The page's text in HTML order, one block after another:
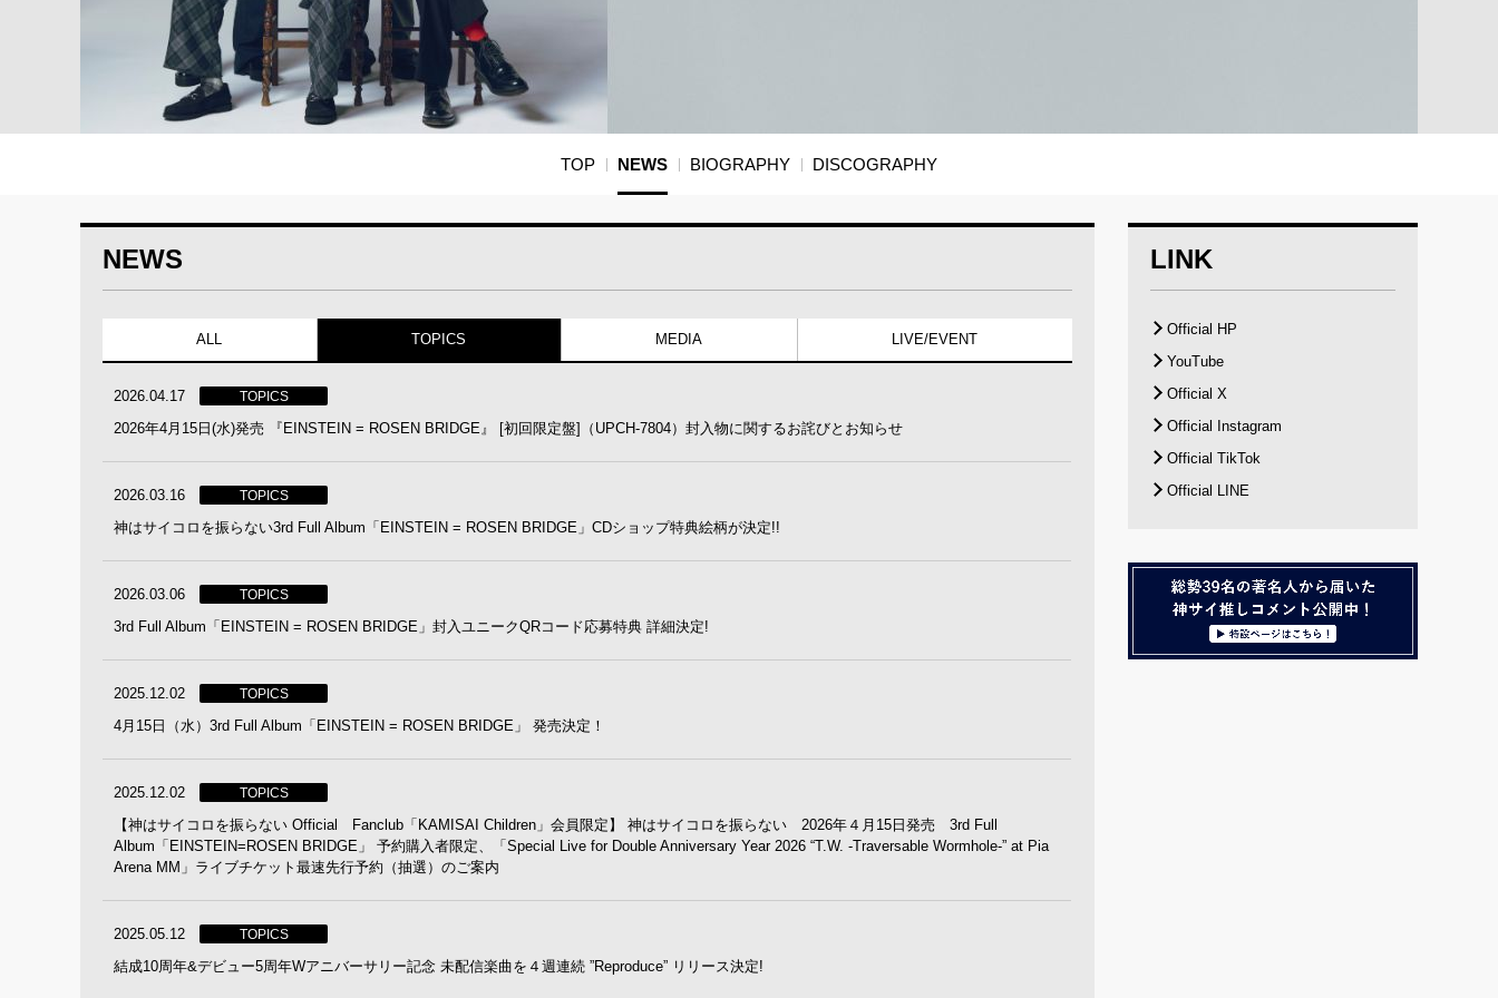
TOP NEWS BIOGRAPHY DISCOGRAPHY
NEWS
ALL TOPICS MEDIA LIVE/EVENT
2026.04.17 TOPICS
2026年4月15日(水)発売 『EINSTEIN = ROSEN BRIDGE』 [初回限定盤]（UPCH-7804）封入物に関するお詫びとお知らせ
2026.03.16 TOPICS
神はサイコロを振らない3rd Full Album「EINSTEIN = ROSEN BRIDGE」CDショップ特典絵柄が決定!!
2026.03.06 TOPICS
3rd Full Album「EINSTEIN = ROSEN BRIDGE」封入ユニークQRコード応募特典 詳細決定!
2025.12.02 TOPICS
4月15日（水）3rd Full Album「EINSTEIN = ROSEN BRIDGE」 発売決定！
2025.12.02 TOPICS
【神はサイコロを振らない Official Fanclub「KAMISAI Children」会員限定】 神はサイコロを振らない 2026年４月15日発売 3rd Full
Album「EINSTEIN=ROSEN BRIDGE」 予約購入者限定、「Special Live for Double Anniversary Year 2026 “T.W. -Traversable Wormhole-” at Pia
Arena MM」ライブチケット最速先行予約（抽選）のご案内
2025.05.12 TOPICS
結成10周年&デビュー5周年Wアニバーサリー記念 未配信楽曲を４週連続 ”Reproduce” リリース決定!
LINK
Official HP
YouTube
Official X
Official Instagram
Official TikTok
Official LINE